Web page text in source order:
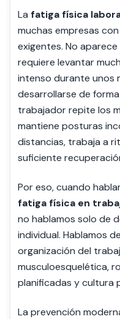
La fatiga física
muchas empresas
exigentes. No
requiere levantar
intenso durante unos
desarrollarse de
trabajador repite los
mantiene posturas
distancias, trabaja a
suficiente
Por eso, cuando
fatiga física en
no hablamos solo de
individual. Hablamos
organización del
musculoesquelética,
planificadas y cultura
La prevención